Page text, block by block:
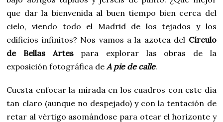
que dar la bienvenida al buen tiempo bien cerca del
cielo, viendo todo el Madrid de los tejados y los
edificios infinitos? Nos vamos a la azotea del Círculo
de Bellas Artespara explorar las obras de la
exposición fotográfica deA pie de calle.
Cuesta enfocar la mirada en los cuadros con este día
tan claro (aunque no despejado) y con la tentación de
retar al vértigo asomándose para otear el horizonte y